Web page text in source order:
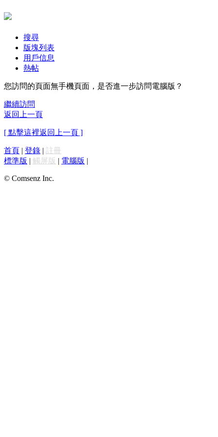
搜尋
版塊列表
用戶信息
熱帖
您訪問的頁面無手機頁面，是否進一步訪問電腦版？
繼續訪問
返回上一頁
[ 點擊這裡返回上一頁 ]
首頁 | 登錄 | 註冊
標準版 | 觸屏版 | 電腦版 |
© Comsenz Inc.